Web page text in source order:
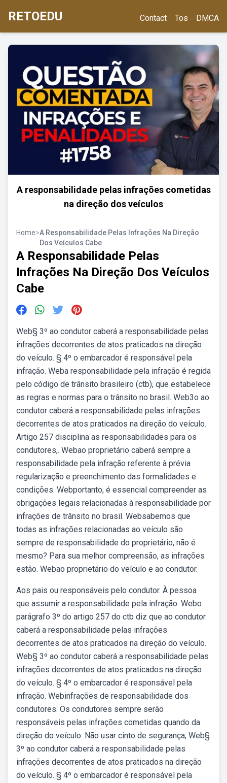
RETOEDU Contact Tos DMCA
A responsabilidade pelas infrações cometidas
na direção dos veículos
Home>A Responsabilidade Pelas Infrações Na Direção
Dos Veículos Cabe
A Responsabilidade Pelas
Infrações Na Direção Dos Veículos
Cabe
Web§ 3º ao condutor caberá a responsabilidade pelas
infrações decorrentes de atos praticados na direção
do veículo. § 4º o embarcador é responsável pela
infração. Weba responsabilidade pela infração é regida
pelo código de trânsito brasileiro (ctb), que estabelece
as regras e normas para o trânsito no brasil. Web3o ao
condutor caberá a responsabilidade pelas infrações
decorrentes de atos praticados na direção do veículo.
Artigo 257 disciplina as responsabilidades para os
condutores,. Webao proprietário caberá sempre a
responsabilidade pela infração referente à prévia
regularização e preenchimento das formalidades e
condições. Webportanto, é essencial compreender as
obrigações legais relacionadas à responsabilidade por
infrações de trânsito no brasil. Websabemos que
todas as infrações relacionadas ao veículo são
sempre de responsabilidade do proprietário, não é
mesmo? Para sua melhor compreensão, as infrações
estão. Webao proprietário do veículo e ao condutor.
Aos pais ou responsáveis pelo condutor. À pessoa
que assumir a responsabilidade pela infração. Webo
parágrafo 3º do artigo 257 do ctb diz que ao condutor
caberá a responsabilidade pelas infrações
decorrentes de atos praticados na direção do veículo.
Web§ 3º ao condutor caberá a responsabilidade pelas
infrações decorrentes de atos praticados na direção
do veículo. § 4º o embarcador é responsável pela
infração. Webinfrações de responsabilidade dos
condutores. Os condutores sempre serão
responsáveis pelas infrações cometidas quando da
direção do veículo. Não usar cinto de segurança; Web§
3º ao condutor caberá a responsabilidade pelas
infrações decorrentes de atos praticados na direção
do veículo. § 4º o embarcador é responsável pela